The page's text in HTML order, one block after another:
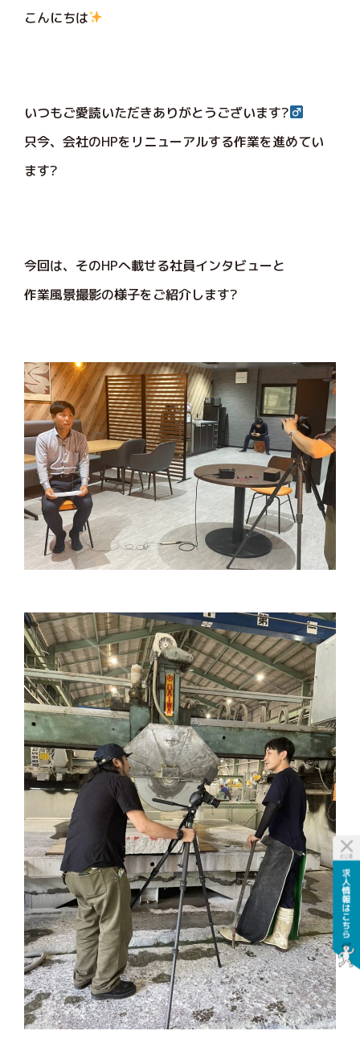
こんにちは
いつもご愛読いただきありがとうございます?‍
只今、会社のHPをリニューアルする作業を進めてい
ます?
今回は、そのHPへ載せる社員インタビューと
作業風景撮影の様子をご紹介します?